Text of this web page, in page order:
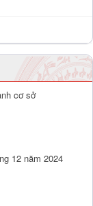
cơ sở
12 năm 2024